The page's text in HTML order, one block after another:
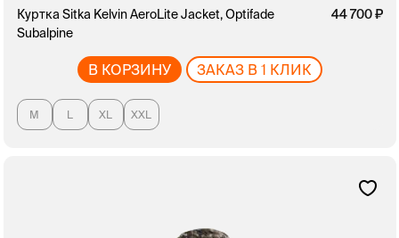
Куртка Sitka Kelvin AeroLite Jacket, Optifade
Subalpine
44 700
В КОРЗИНУ ЗАКАЗ В 1 КЛИК
M L XL XXL